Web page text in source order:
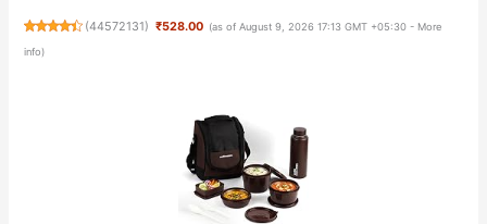
(44572131) ₹528.00 (as of August 9, 2026 17:13 GMT +05:30 - More
info)